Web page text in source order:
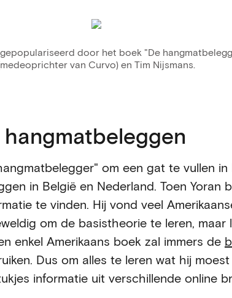
door het boek "De
van Curvo) en Tim Nijsmans.
om een gat te vullen in
in België en Nederland. Toen Yoran
te vinden. Hij vond veel
om de basistheorie te leren, maar
enkel Amerikaans boek zal immers de
Dus om alles te leren wat hij
informatie uit verschillende online